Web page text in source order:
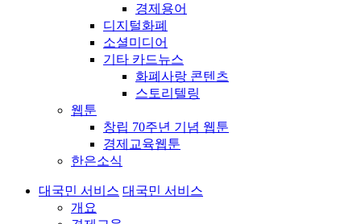
경제용어
디지털화폐
소셜미디어
기타 카드뉴스
화폐사랑 콘텐츠
스토리텔링
웹툰
창립 70주년 기념 웹툰
경제교육웹툰
한은소식
대국민 서비스 대국민 서비스
개요